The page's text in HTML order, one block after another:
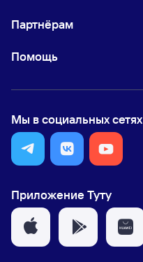
Партнёрам
Помощь
Мы в социальных сетях
Приложение Туту